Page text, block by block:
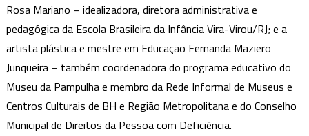
Rosa Mariano – idealizadora, diretora administrativa e
pedagógica da Escola Brasileira da Infância Vira-Virou/RJ; e a
artista plástica e mestre em Educação Fernanda Maziero
Junqueira – também coordenadora do programa educativo do
Museu da Pampulha e membro da Rede Informal de Museus e
Centros Culturais de BH e Região Metropolitana e do Conselho
Municipal de Direitos da Pessoa com Deficiência.